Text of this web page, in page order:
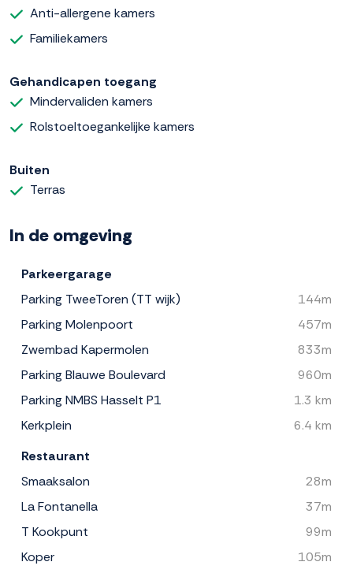
Anti-allergene kamers
Familiekamers
Gehandicapen toegang
Mindervaliden kamers
Rolstoeltoegankelijke kamers
Buiten
Terras
In de omgeving
Parkeergarage
Parking TweeToren (TT wijk)
144m
Parking Molenpoort
457m
Zwembad Kapermolen
833m
Parking Blauwe Boulevard
960m
Parking NMBS Hasselt P1
1.3 km
Kerkplein
6.4 km
Restaurant
Smaaksalon
28m
La Fontanella
37m
T Kookpunt
99m
Koper
105m